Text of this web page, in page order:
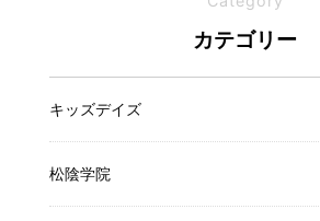
カテゴリー
キッズデイズ
松陰学院